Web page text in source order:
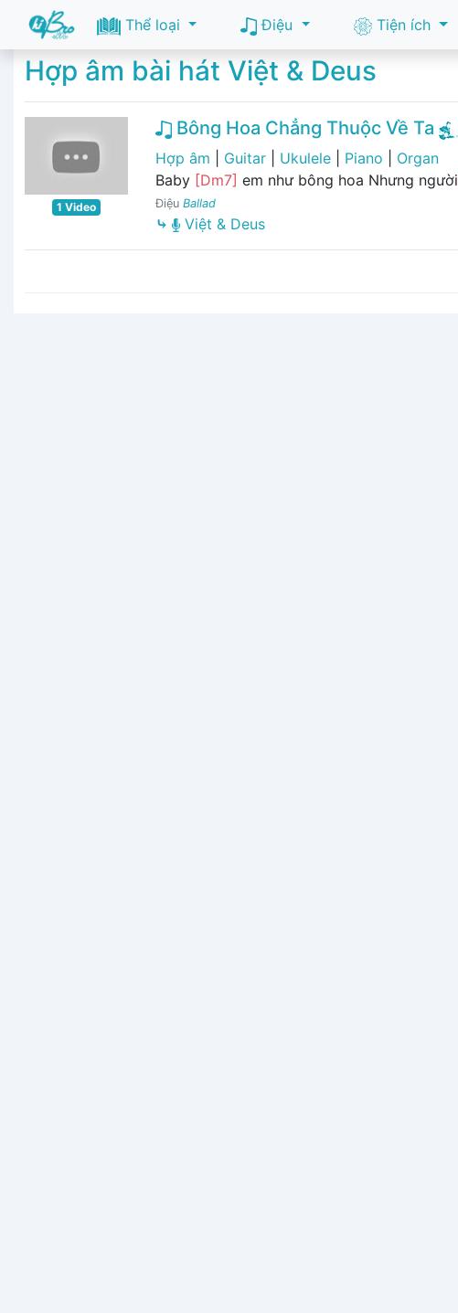
Thể loại Điệu Tiện ích
Hợp âm bài hát Việt & Deus
1 Video
Bông Hoa Chẳng Thuộc Về Ta
Hợp âm
Guitar| Ukulele| Piano
Organ
Baby [Dm7] em như bông hoa Nhưng người
Điệu Ballad
⤷ Việt & Deus